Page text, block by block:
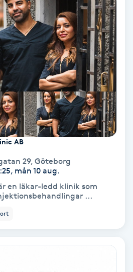
AB
29, Göteborg
mån 10 aug.
en läkar-ledd klinik som
...